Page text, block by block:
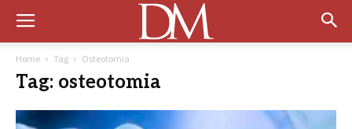
Home Tag Osteotomia
Tag: osteotomia